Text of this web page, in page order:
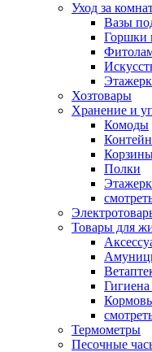
Уход за
Вазы
Горшки
Хозтовары
Хранение и
Комоды
Полки
Товары для
Термометры
Песочные